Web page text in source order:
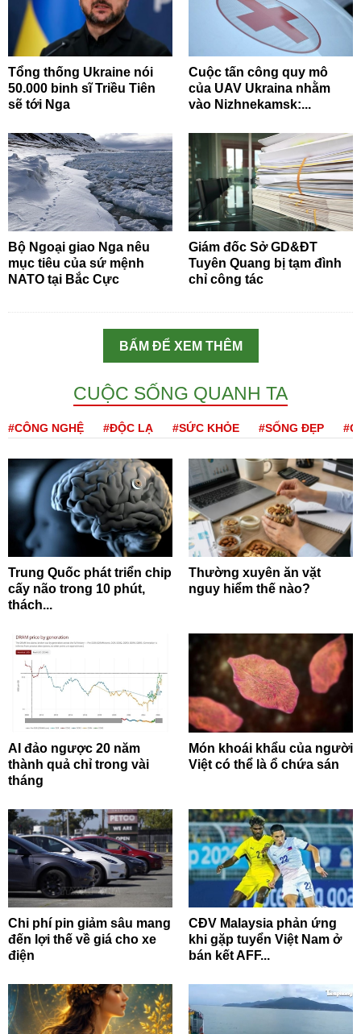
Tổng thống Ukraine nói
50.000 binh sĩ Triều Tiên
sẽ tới Nga
Cuộc tấn công quy mô
của UAV Ukraina nhằm
vào Nizhnekamsk:...
Bộ Ngoại giao Nga nêu
mục tiêu của sứ mệnh
NATO tại Bắc Cực
Giám đốc Sở GD&ĐT
Tuyên Quang bị tạm đình
chỉ công tác
BẤM ĐỂ XEM THÊM
CUỘC SỐNG QUANH TA
#CÔNG NGHỆ #ĐỘC LẠ #SỨC KHỎE #SỐNG ĐẸP
Trung Quốc phát triển chip
cấy não trong 10 phút,
thách...
Thường xuyên ăn vặt
nguy hiểm thế nào?
AI đảo ngược 20 năm
thành quả chỉ trong vài
tháng
Món khoái khẩu của người
Việt có thể là ổ chứa sán
Chi phí pin giảm sâu mang
đến lợi thế về giá cho xe
điện
CĐV Malaysia phản ứng
khi gặp tuyển Việt Nam ở
bán kết AFF...